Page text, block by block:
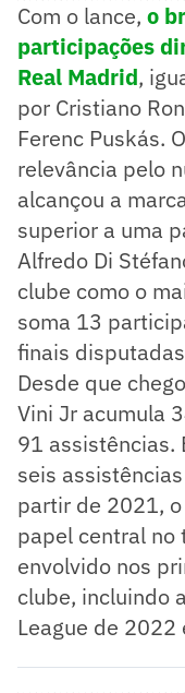
Com o lance, o
participações
Real Madrid,
por Cristiano
Ferenc Puskás.
relevância pelo
alcançou a
superior a uma
Alfredo Di
clube como o
soma 13
finais
Desde que
Vini Jr acumula
91 assistências.
seis
partir de 2021,
papel central no
envolvido nos
clube, incluindo
League de 2022